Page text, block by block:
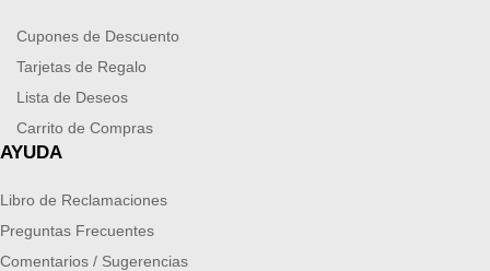
Cupones de Descuento
Tarjetas de Regalo
Lista de Deseos
Carrito de Compras
AYUDA
Libro de Reclamaciones
Preguntas Frecuentes
Comentarios / Sugerencias